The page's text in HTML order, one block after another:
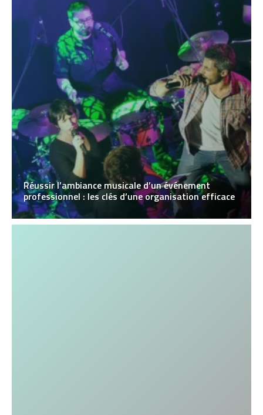
Réussir l’ambiance musicale d’un événement
professionnel : les clés d’une organisation efficace